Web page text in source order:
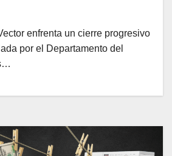
enfrenta un cierre progresivo
por el Departamento del